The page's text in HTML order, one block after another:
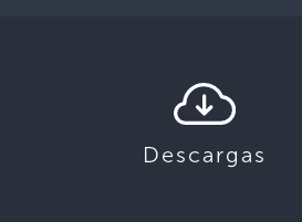
Descargas